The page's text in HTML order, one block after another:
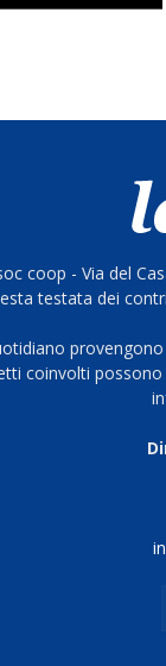
coop - Via del
testata dei
coinvolti